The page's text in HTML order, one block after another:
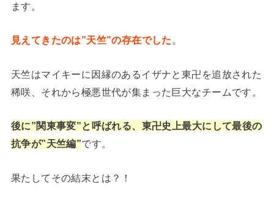
ます。
見えてきたのは”天竺”の存在でした 。
天竺はマイキーに因縁のあるイザナと東卍を追放された
稀咲、それから極悪世代が集まった巨大なチームです。
後に”関東事変”と呼ばれる、東卍史上最大にして最後の
抗争が”天竺編”です。
果たしてその結末とは？！